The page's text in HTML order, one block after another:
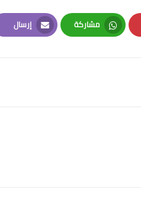
مشاركة
Whatsapp
إرسال
Email